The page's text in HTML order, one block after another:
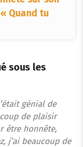
Quand tu
sous les
génial de
de plaisir
être honnête,
j’ai beaucoup de